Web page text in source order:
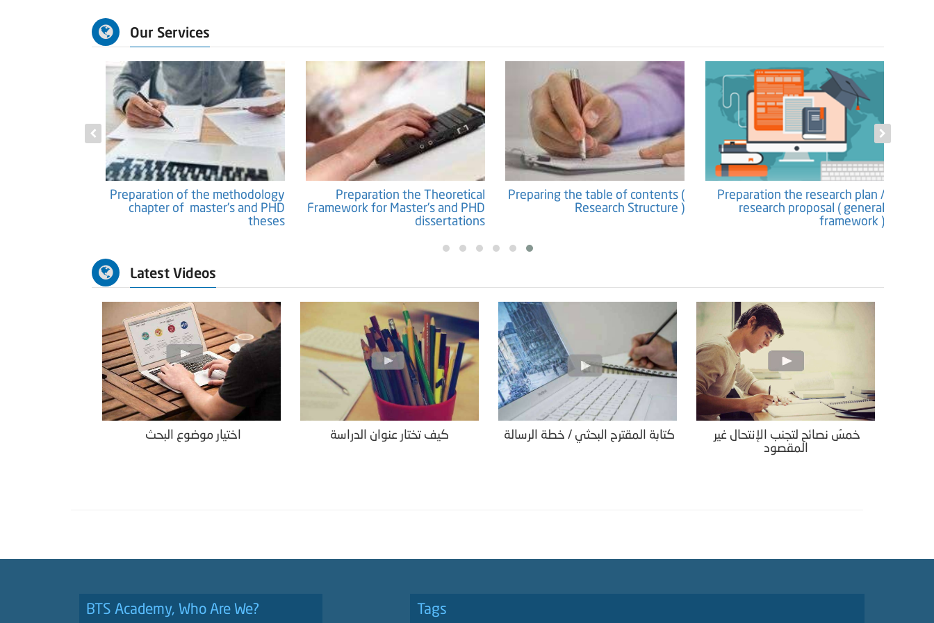
Our Services
Preparation the research plan /
research proposal ( general
framework )
Preparing the table of contents (
Research Structure )
Preparation the Theoretical
Framework for Master's and PHD
dissertations
Preparation of the methodology
chapter of master's and PHD
theses
Latest Videos
المقصود
كتابة المقترح البحثي / خطة الرسالة كيف تختار عنوان الدراسة اختيار موضوع البحث
Tags
BTS Academy, Who Are We?